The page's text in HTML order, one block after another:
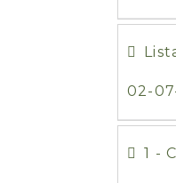
02-
1 -